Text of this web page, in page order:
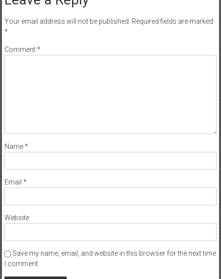
Your email address will not be published. Required fields are marked
*
Comment*
Name*
Email *
Website
Save my name, email, and website in this browser for the next time
I comment.